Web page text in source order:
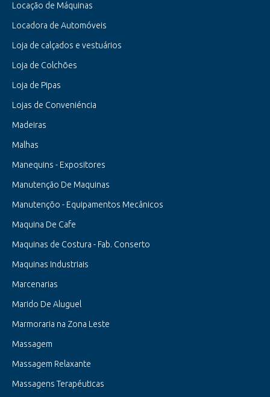
Locação de Máquinas
Locadora de Automóveis
Loja de calçados e vestuários
Loja de Colchões
Loja de Pipas
Lojas de Conveniéncia
Madeiras
Malhas
Manequins - Expositores
Manutenção De Maquinas
Manutençõo - Equipamentos Mecânicos
Maquina De Cafe
Maquinas de Costura - Fab. Conserto
Maquinas Industriais
Marcenarias
Marido De Aluguel
Marmoraria na Zona Leste
Massagem
Massagem Relaxante
Massagens Terapéuticas